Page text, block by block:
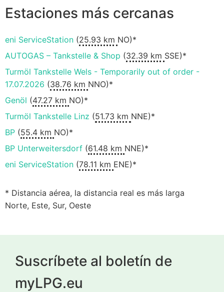
Estaciones más cercanas
eni ServiceStation (25.93 km NO)*
AUTOGAS – Tankstelle & Shop (32.39 km SSE)*
Turmöl Tankstelle Wels - Temporarily out of order -
17.07.2026 (38.76 km NNO)*
Genöl (47.27 km NO)*
Turmöl Tankstelle Linz (51.73 km NNE)*
BP (55.4 km NO)*
BP Unterweitersdorf (61.48 km NNE)*
eni ServiceStation (78.11 km ENE)*
* Distancia aérea, la distancia real es más larga
Norte, Este, Sur, Oeste
Suscríbete al boletín de
myLPG.eu